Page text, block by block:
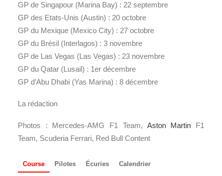
GP de Singapour (Marina Bay) : 22 septembre
GP des Etats-Unis (Austin) : 20 octobre
GP du Mexique (Mexico City) : 27 octobre
GP du Brésil (Interlagos) : 3 novembre
GP de Las Vegas (Las Vegas) : 23 novembre
GP du Qatar (Lusail) : 1er décembre
GP d’Abu Dhabi (Yas Marina) : 8 décembre
La rédaction
Photos : Mercedes-AMG F1 Team, Aston Martin F1
Team, Scuderia Ferrari, Red Bull Content
Course Pilotes Écuries Calendrier